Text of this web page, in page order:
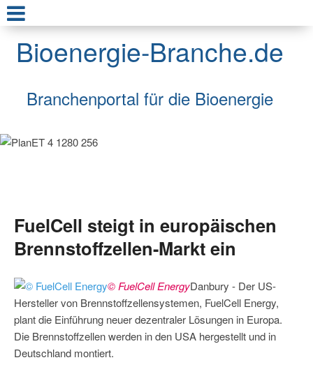
Bioenergie-Branche.de
Branchenportal für die Bioenergie
FuelCell steigt in europäischen
Brennstoffzellen-Markt ein
© FuelCell EnergyDanbury - Der US-
Hersteller von Brennstoffzellensystemen, FuelCell Energy,
plant die Einführung neuer dezentraler Lösungen in Europa.
Die Brennstoffzellen werden in den USA hergestellt und in
Deutschland montiert.